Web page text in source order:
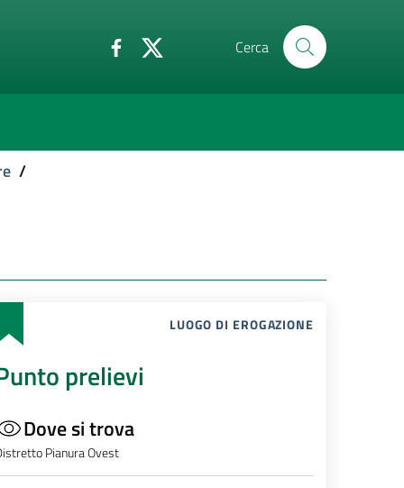
Cerca
/
LUOGO DI EROGAZIONE
prelievi
Dove si trova
Pianura Ovest